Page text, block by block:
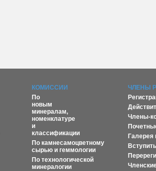
КОМИССИИ
По
новым
минералам,
номенклатуре
и
классификации
По камнесамоцветному
сырью и геммологии
По технологической
минералогии
ЧЛЕНЫ
Члены-
Галерея